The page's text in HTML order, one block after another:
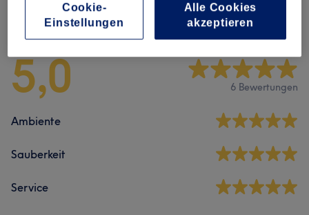
Salonbewertungen
5,0 6 Bewertungen
Ambiente
Sauberkeit
Service
Cookie-
Einstellungen
Alle Cookies
akzeptieren